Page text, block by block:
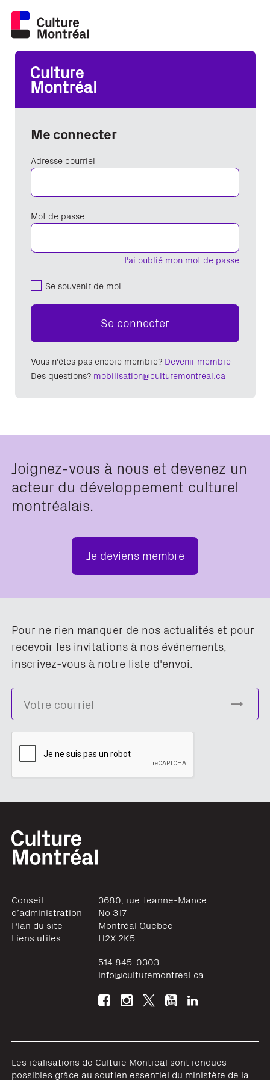
Me connecter
Adresse courriel
J'ai oublié mon mot de passe
Mot de passe
Se souvenir de moi
Se connecter
Vous n'êtes pas encore membre? Devenir membre
Des questions? mobilisation@culturemontreal.ca
Joignez-vous à nous et devenez un
acteur du développement culturel
montréalais.
Je deviens membre
Pour ne rien manquer de nos actualités et pour
recevoir les invitations à nos événements,
inscrivez-vous à notre liste d'envoi.
Conseil
d’administration
Plan du site
Liens utiles
3680, rue Jeanne-Mance
No 317
Montréal Québec
H2X 2K5
514 845-0303
info@culturemontreal.ca
Les réalisations de Culture Montréal sont rendues
possibles grâce au soutien essentiel du ministère de la